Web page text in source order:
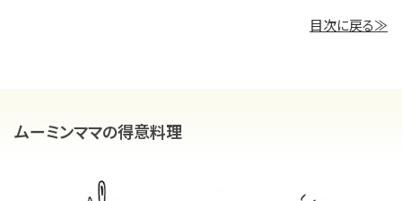
目次に戻る≫
ムーミンママの得意料理